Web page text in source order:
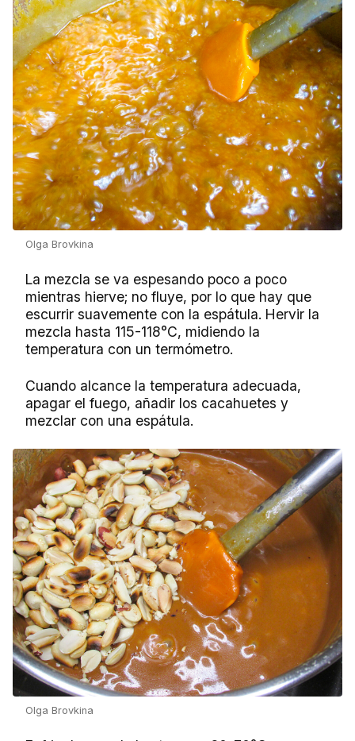
Olga Brovkina
La mezcla se va espesando poco a poco
mientras hierve; no fluye, por lo que hay que
escurrir suavemente con la espátula. Hervir la
mezcla hasta 115-118°C, midiendo la
temperatura con un termómetro.
Cuando alcance la temperatura adecuada,
apagar el fuego, añadir los cacahuetes y
mezclar con una espátula.
Olga Brovkina